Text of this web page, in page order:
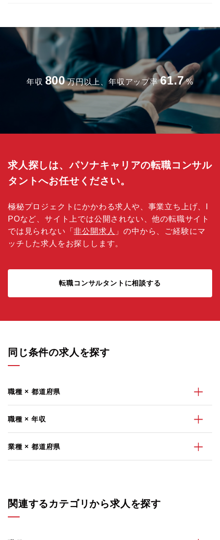
年収 800 万円以上、年収アップ率 61.7 %
求人探しは、パソナキャリアの転職コンサル
タントへお任せください。
極秘プロジェクトにかかわる求人や、事業立ち上げ、I
POなど、サイト上では公開されない、他の転職サイト
では見られない「非公開求人 」の中から、ご経験にマ
ッチした求人をお探しします。
転職コンサルタントに相談する
同じ条件の求人を探す
職種 × 都道府県
職種 × 年収
業種 × 都道府県
関連するカテゴリから求人を探す